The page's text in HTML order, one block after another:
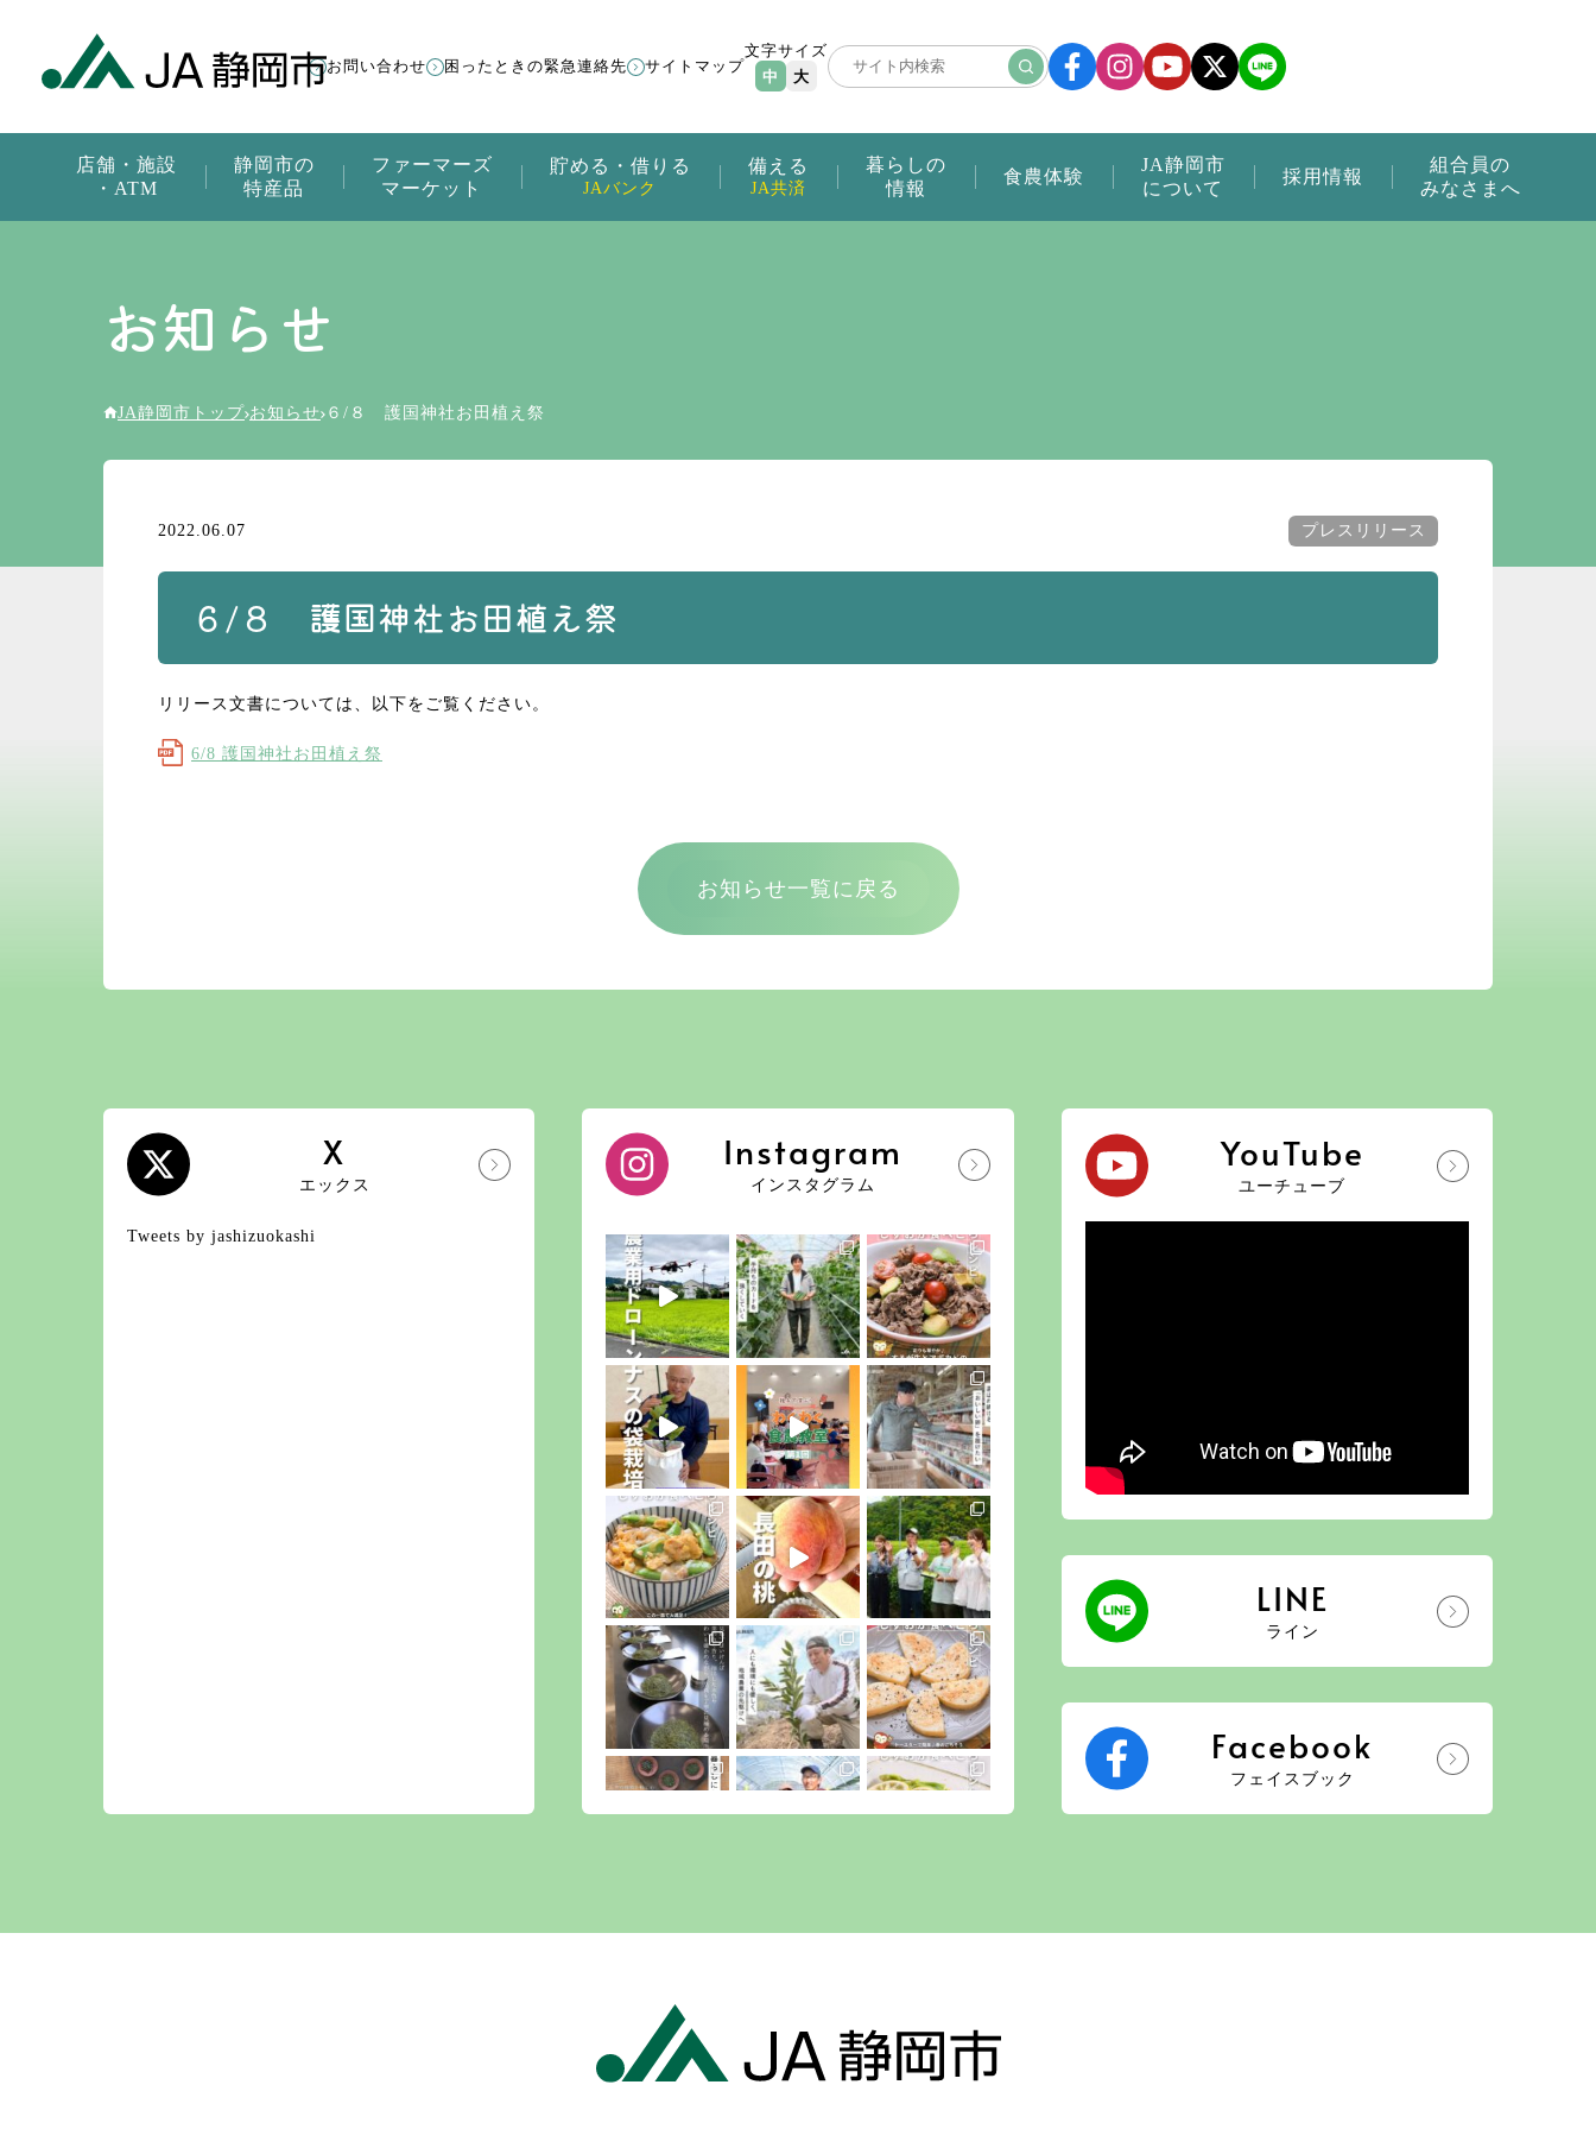
店舗・施設
・ATM
静岡市の
特産品
ファーマーズ
マーケット
貯める・借りる
JAバンク
備える
JA共済
暮らしの
情報
食農体験
JA静岡市
について
採用情報
組合員の
みなさまへ
お問い合わせ 困ったときの緊急連絡先 サイトマップ
文字サイズ
中
大
お知らせ
JA静岡市トップ お知らせ ６/８ 護国神社お田植え祭
2022.06.07 プレスリリース
６/８ 護国神社お田植え祭
リリース文書については、以下をご覧ください。
6/8 護国神社お田植え祭
お知らせ一覧に戻る
X
エックス
Tweets by jashizuokashi
Instagram
インスタグラム
YouTube
ユーチューブ
LINE
ライン
Facebook
フェイスブック